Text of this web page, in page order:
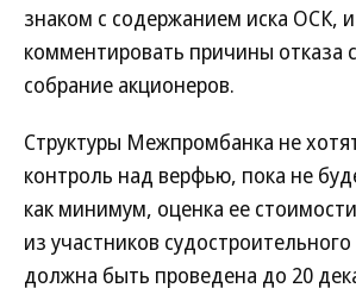
знаком с содержанием иска ОСК,
комментировать причины отказа
собрание акционеров.
Структуры Межпромбанка не
контроль над верфью, пока не
как минимум, оценка ее
из участников
должна быть проведена до 20